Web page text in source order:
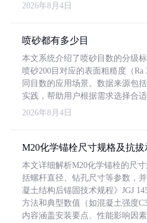
2026年8月4日
喷砂都有多少目
本文系统介绍了喷砂目数的分级
喷砂200目对应的表面粗糙度（Ra
同目数的应用场景。数据来源包
实践，帮助用户根据需求选择合适
2026年8月4日
M20化学锚栓尺寸规格及抗
本文详细解析M20化学锚栓的尺
括螺杆直径、钻孔尺寸等参数，
凝土结构后锚固技术规程》JGJ
方法和典型数值（如混凝土强度
内容涵盖安装要点、性能影响因